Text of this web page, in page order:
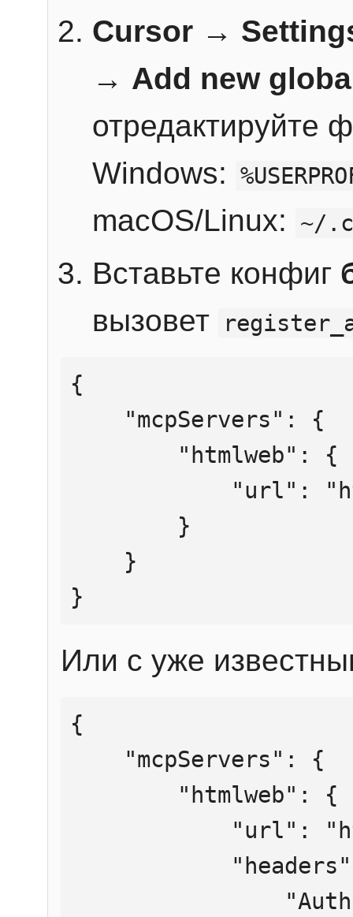
Cursor →
→ Add new
отредактируйте
Windows:
macOS/Linux: ~/
Вставьте конфиг
вызовет
{
}
Или с уже
{